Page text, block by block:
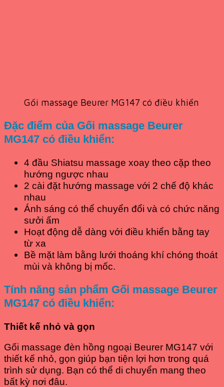
Gối massage Beurer MG147 có điều khiển
Đặc điểm của Gối massage Beurer
MG147 có điều khiển:
4 đầu Shiatsu massage xoay theo cặp theo
hướng ngược nhau
2 cài đặt hướng massage với 2 chế độ khác
nhau
Ánh sáng có thể chuyển đổi và có chức năng
sưởi ấm
Hoạt động dễ dàng với điều khiển bằng tay
từ xa
Bề mặt làm bằng lưới thoáng khí chóng thoát
mùi và không bị mốc.
Tính năng sản phẩm Gối massage Beurer
MG147 có điều khiển:
Thiết kế nhỏ và gọn
Gối massage đèn hồng ngoại Beurer MG147 với
thiết kế nhỏ, gọn giúp bạn tiện lợi hơn trong quá
trình sử dụng. Bạn có thể di chuyển mang theo
bất kỳ nơi đâu.